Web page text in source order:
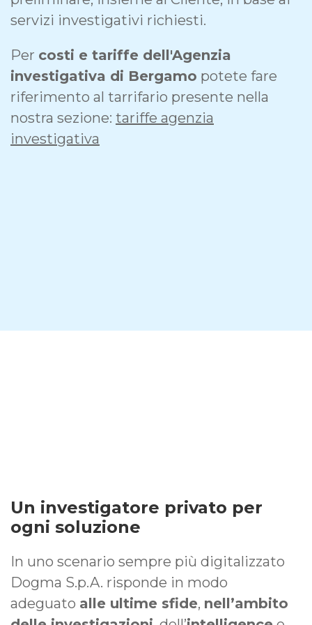
servizi investigativi richiesti.
Per costi e tariffe dell'Agenzia
investigativa di Bergamo potete fare
riferimento al tarrifario presente nella
nostra sezione: tariffe agenzia
investigativa
Un investigatore privato per
ogni soluzione
In uno scenario sempre più digitalizzato
Dogma S.p.A. risponde in modo
adeguato alle ultime sfide, nell’ambito